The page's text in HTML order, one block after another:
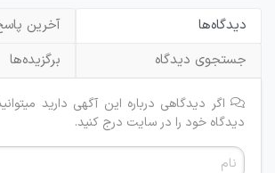
دیدگاه‌ها
آخرین
جستجوی دیدگاه
برگزیده‌ها
اگر دیدگاهی درباره این آگهی دارید
دیدگاه خود را در سایت درج کنید.